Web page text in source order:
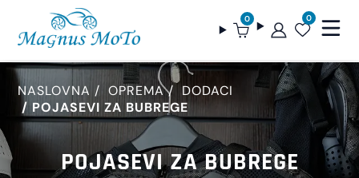
0 0
NASLOVNA OPREMA
DODACI
POJASEVI ZA BUBREGE
POJASEVI ZA BUBREGE